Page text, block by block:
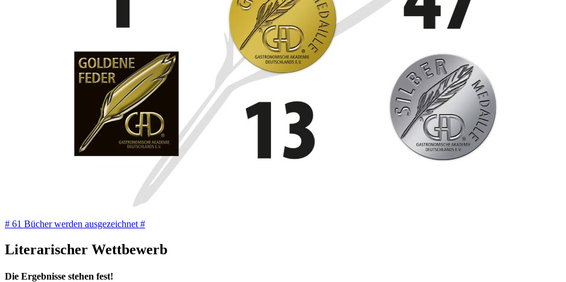
# 61 Bücher werden ausgezeichnet #
Literarischer Wettbewerb
Die Ergebnisse stehen fest!